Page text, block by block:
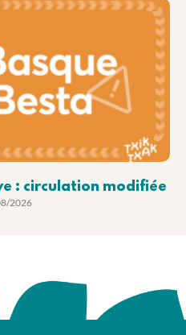
: circulation modifiée
2026